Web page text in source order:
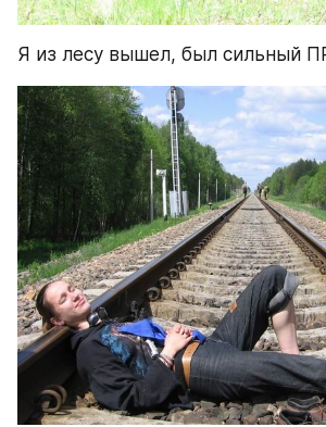
Я из лесу вышел, был сильный